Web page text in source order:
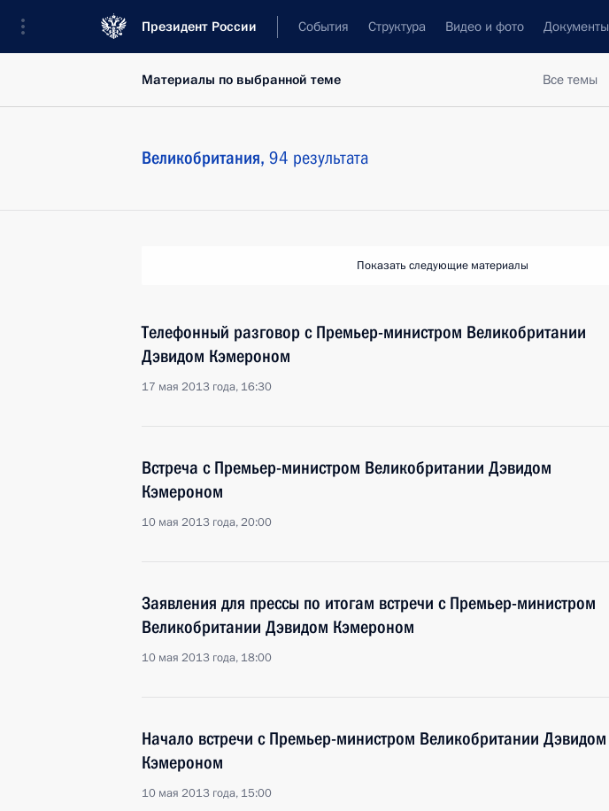
Президент России События Структура Видео и фото Документы
Все темы
Материалы по выбранной теме
Великобритания, 94 результата
Показать следующие материалы
Телефонный разговор с Премьер-министром Великобритании
Дэвидом Кэмероном
17 мая 2013 года, 16:30
Встреча с Премьер-министром Великобритании Дэвидом
Кэмероном
10 мая 2013 года, 20:00
Заявления для прессы по итогам встречи с Премьер-министром
Великобритании Дэвидом Кэмероном
10 мая 2013 года, 18:00
Начало встречи с Премьер-министром Великобритании Дэвидом
Кэмероном
10 мая 2013 года, 15:00